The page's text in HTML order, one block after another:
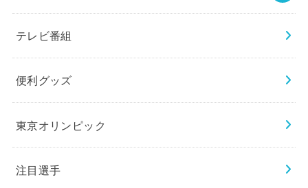
テレビ番組
便利グッズ
東京オリンピック
注目選手